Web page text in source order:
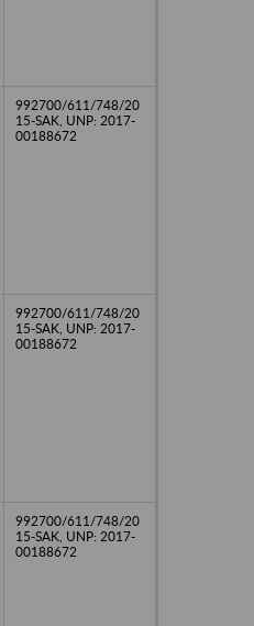
992700/611/748/20
15-SAK, UNP: 2017-
00188672
992700/611/748/20
15-SAK, UNP: 2017-
00188672
992700/611/748/20
15-SAK, UNP: 2017-
00188672